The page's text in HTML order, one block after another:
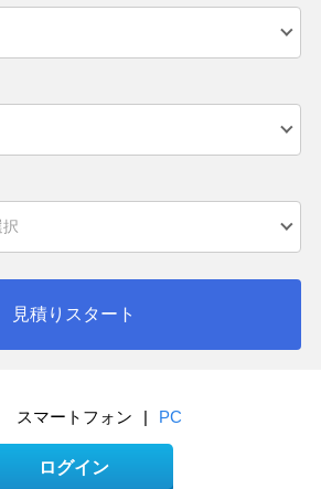
見積りスタート
スマートフォン | PC
ログイン